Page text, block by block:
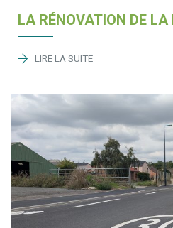
LA RÉNOVATION DE LA
LIRE LA SUITE